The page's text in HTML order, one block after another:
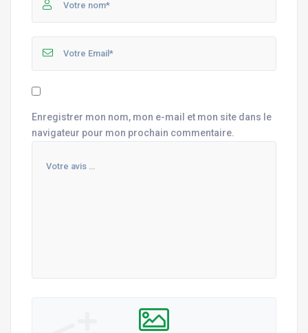
Enregistrer mon nom, mon e-mail et mon site dans le
navigateur pour mon prochain commentaire.